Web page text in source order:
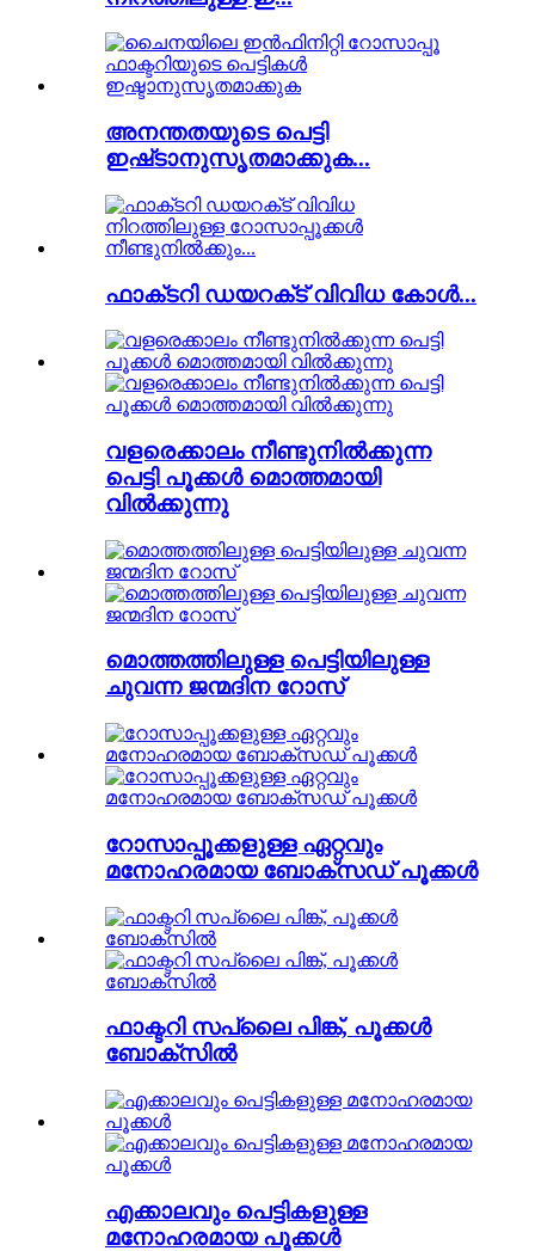
അനന്തതയുടെ പെട്ടി
ഇഷ്‌ടാനുസൃതമാക്കുക...
ഫാക്‌ടറി ഡയറക്‌ട് വിവിധ കോൾ...
വളരെക്കാലം നീണ്ടുനിൽക്കുന്ന
പെട്ടി പൂക്കൾ മൊത്തമായി
വിൽക്കുന്നു
മൊത്തത്തിലുള്ള പെട്ടിയിലുള്ള
ചുവന്ന ജന്മദിന റോസ്
റോസാപ്പൂക്കളുള്ള ഏറ്റവും
മനോഹരമായ ബോക്സഡ് പൂക്കൾ
ഫാക്ടറി സപ്ലൈ പിങ്ക്, പൂക്കൾ
ബോക്സിൽ
എക്കാലവും പെട്ടികളുള്ള
മനോഹരമായ പൂക്കൾ